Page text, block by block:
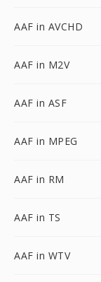
AAF in AVCHD
AAF in M2V
AAF in ASF
AAF in MPEG
AAF in RM
AAF in TS
AAF in WTV